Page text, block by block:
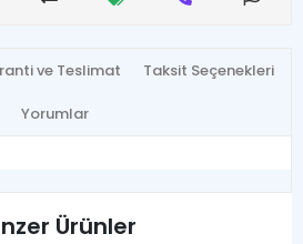
ve Teslimat Taksit Seçenekleri
Yorumlar
Ürünler